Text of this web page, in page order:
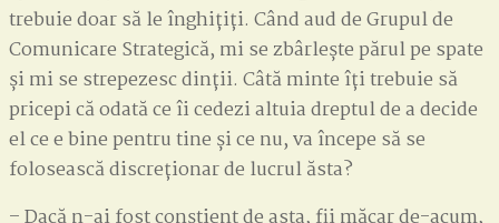
trebuie doar să le înghițiți. Când aud de Grupul de
Comunicare Strategică, mi se zbârlește părul pe spate
și mi se strepezesc dinții. Câtă minte îți trebuie să
pricepi că odată ce îi cedezi altuia dreptul de a decide
el ce e bine pentru tine și ce nu, va începe să se
folosească discreționar de lucrul ăsta?